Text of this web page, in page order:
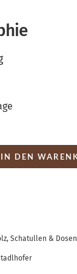
IN DEN
, Schatullen & Dosen